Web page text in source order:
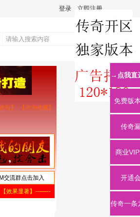
登录 立即注册
搜
索
→点我直
免费版
传奇
商业
开通
传奇一条